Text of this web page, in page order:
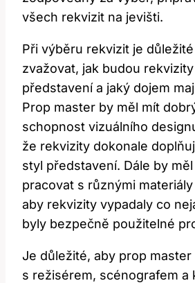
všech rekvizit na jevišti.
Při výběru rekvizit je
zvažovat, jak budou
představení a jaký dojem
Prop master by měl mít
schopnost vizuálního
že rekvizity dokonale
styl představení. Dále by
pracovat s různými
aby rekvizity vypadaly co
byly bezpečně použitelné
Je důležité, aby prop
s režisérem, scénografem a